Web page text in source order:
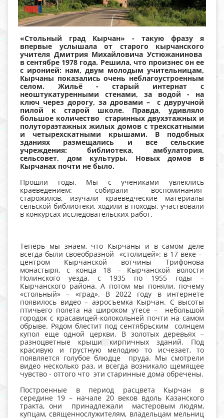
«Стольный град Кырчан» - такую фразу я
впервые услышала от старого кырчанского
учителя Дмитрия Михайловича Устюжанинова
в сентябре 1978 года. Решила, что произнес он ее
с иронией: нам, двум молодым учительницам,
Кырчаны показались очень неблагоустроенным
селом. Жильё - старый интернат с
неоштукатуренными стенами, за водой - на
ключ через дорогу, за дровами – с двуручной
пилой к старой школе. Правда, удивляло
большое количество старинных двухэтажных и
полутораэтажных жилых домов с трехскатными
и четырехскатными крышами. В подобных
зданиях размещались и все сельские
учреждения: библиотека, амбулатория,
сельсовет, дом культуры. Новых домов в
Кырчанах почти не было.
Прошли годы. Мы с учениками увлеклись
краеведением: собирали воспоминания
старожилов, изучали краеведческие материалы
сельской библиотеки, ходили в походы, участвовали
в конкурсах исследовательских работ.
Теперь мы знаем, что Кырчаны и в самом деле
всегда были своеобразной «столицей»: в 17 веке –
центром Кырчанской вотчины Трифонова
монастыря, с конца 18 – Кырчанской волости
Нолинского уезда, с 1935 по 1955 годы –
Кырчанского района. А потом мы поняли, почему
«стольный» – «град». В 2022 году в интернете
появилось видео – аэросъемка Кырчан. С высоты
птичьего полета на широком утесе – небольшой
городок с красавицей-колокольней почти на самом
обрыве. Рядом блестит под сентябрьским солнцем
купол еще одной церкви. В золотых деревьях –
разноцветные крыши
кирпичных зданий. Под
красивую и грустную мелодию то исчезает, то
появляется голубое блюдце пруда. Мы смотрели
видео несколько раз, и всегда возникало щемящее
чувство - оттого что эти старинные дома обречены.
Построенные в период расцвета Кырчан в
середине 19 – начале 20 веков вдоль Казанского
тракта, они принадлежали мастеровым людям,
купцам, священнослужителям, владельцам мельниц